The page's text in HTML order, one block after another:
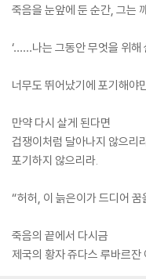
죽음을 눈앞에 둔 순간, 그는
‘……나는 그동안 무엇을 위해
너무도 뛰어났기에 포기해야
만약 다시 살게 된다면
겁쟁이처럼 달아나지 않으리
포기하지 않으리라.
“허허, 이 늙은이가 드디어 꿈
죽음의 끝에서 다시금
제국의 황자 쥬다스 루바르